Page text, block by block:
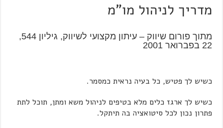
מדריך לניהול מו"מ
מתוך פורום שיווק – עיתון מקצועי לשיווק, גיליון 544,
22 בפברואר 2001
כשיש לך פטיש, כל בעיה נראית כמסמר.
כשיש לך ארגז כלים מלא בטיפים לניהול משא ומתן, תוכל לתת
פתרון נכון לכל סיטואציה בה תיתקל.